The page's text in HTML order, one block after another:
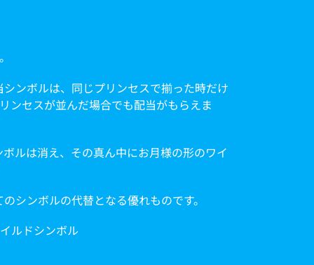
ンボルは、同じプリンセスで揃った時だけ
ンセスが並んだ場合でも配当がもらえま
ルは消え、その真ん中にお月様の形のワイ
シンボルの代替となる優れものです。